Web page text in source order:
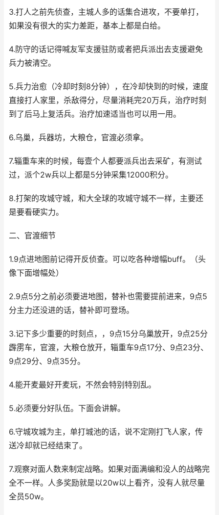
3.打人之前先侦查，主城人多的话集合进攻，不要单打，
如果没有很大的实力差距，基本上都是白给。
4.防守的话记得喊友军支援驻防或者把兵派出去支援避免
兵力被清空。
5.兵力治愈（冷却时刻8分钟），在冷却快到的时候，速度
直接打人家里，杀敌得分，尽量消耗完20万兵，治疗时刻
到了后马上复活兵。治疗加速适当也可以用一用。
6.乌巢，兵器坊，大粮仓，官渡必须拿。
7.辎重车来的时候，每壹个人都要派兵出去采矿，有测试
过，派个2w兵以上都是5分钟采集12000积分。
8.打架的攻城守城，和大全球的攻城守城不一样，主要还
是要看硬实力。
二、官渡细节
1.9点进地图前记得开反侦查。可以吃各种增幅buff。（头
像下面增幅处）
2.9点5分之前必须要进地图，替补也需要提前进来，9点5
分主力还没进的话，替补即可登场。
3.记下多少重要的时刻点，，9点15分乌巢放开，9点25分
霹雳车，官渡，大粮仓放开，辎重车9点17分、9点23分、
9点29分、9点35分。
4.能开麦最好开麦玩，不然会特别特别乱。
5.必须要分好队伍。下面会讲解。
6.守城攻城为主，单打城池的话，说不定刚打飞人家，传
送冷却就已经结束了。
7.观察对面人数来制定战略。如果对面满编和没人的战略完
全不一样。人多奖励就是以20w以上看齐，没有人就尽量
全员50w。